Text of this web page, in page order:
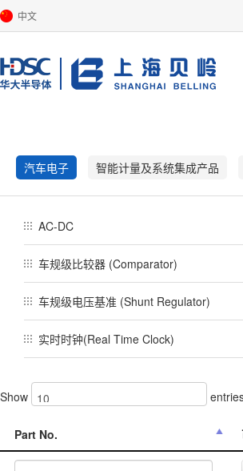
中文
汽车电子 智能计量及系统集成产品
AC-DC
车规级比较器 (Comparator)
车规级电压基准 (Shunt Regulator)
实时时钟(Real Time Clock)
Show
Part No.